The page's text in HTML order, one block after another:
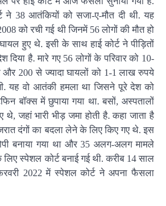
ने 38 आतंकियों को सजा-ए-मौत दी थी. यह
को रची गई थी जिनमें 56 लोगों की मौत हो
हुए थे. इसी के साथ हाई कोर्ट ने पीड़ितों
है. मारे गए 56 लोगों के परिवार को 10-
200 से ज्यादा घायलों को 1-1 लाख रुपये
यह वो आतंकी हमला था जिसने पूरे देश को
बॉक्स में छुपाया गया था. बसों, अस्पतालों
जहां भारी भीड़ जमा होती है. कहा जाता है
दंगों का बदला लेने के लिए किए गए थे. इस
बनाया गया था और 35 अलग-अलग मामले
स्पेशल कोर्ट बनाई गई थी. करीब 14 साल
2022 में स्पेशल कोर्ट ने अपना फैसला